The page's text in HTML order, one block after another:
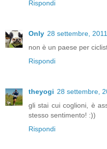
Rispondi
Only 28 settembre,
non è un paese per
Rispondi
theyogi 28 settembre,
gli stai cui coglioni, è
stesso sentimento! :))
Rispondi